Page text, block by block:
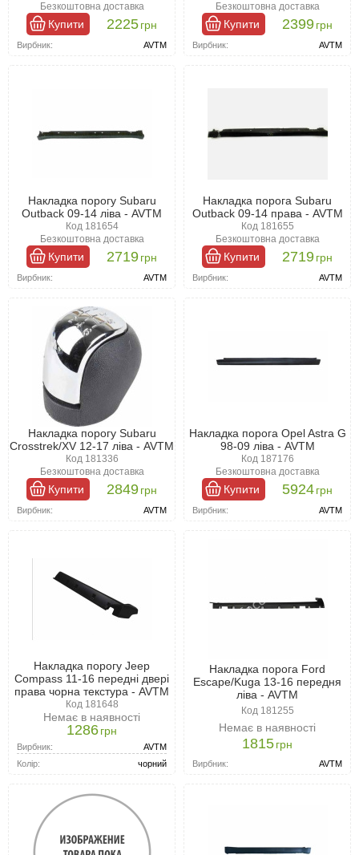
Безкоштовна доставка
Купити 2225грн
Вирбник: AVTM
Безкоштовна доставка
Купити 2399грн
Вирбник: AVTM
Накладка порогу Subaru
Outback 09-14 ліва - AVTM
Код 181654
Безкоштовна доставка
Купити 2719грн
Вирбник: AVTM
Накладка порога Subaru
Outback 09-14 права - AVTM
Код 181655
Безкоштовна доставка
Купити 2719грн
Вирбник: AVTM
Накладка порогу Subaru
Crosstrek/XV 12-17 ліва - AVTM
Код 181336
Безкоштовна доставка
Купити 2849грн
Вирбник: AVTM
Накладка порога Opel Astra G
98-09 ліва - AVTM
Код 187176
Безкоштовна доставка
Купити 5924грн
Вирбник: AVTM
Накладка порогу Jeep
Compass 11-16 передні двері
права чорна текстура - AVTM
Код 181648
Немає в наявності
1286грн
Вирбник:
AVTM
Колір:
чорний
Накладка порога Ford
Escape/Kuga 13-16 передня
ліва - AVTM
Код 181255
Немає в наявності
1815грн
Вирбник: AVTM